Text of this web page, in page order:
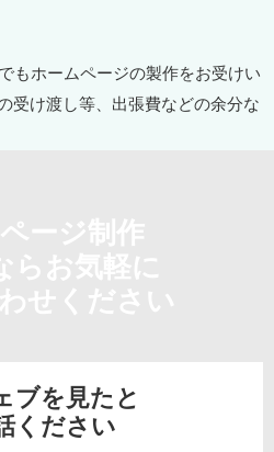
ブを見たと
ください